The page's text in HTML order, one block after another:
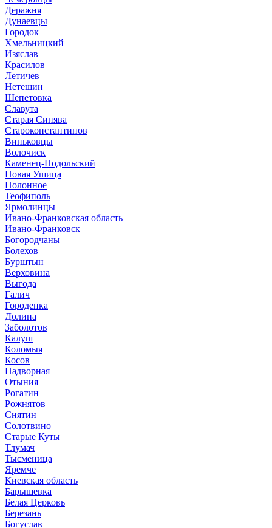
Деражня
Дунаевцы
Городок
Хмельницкий
Изяслав
Красилов
Летичев
Нетешин
Шепетовка
Славута
Старая Синява
Староконстантинов
Виньковцы
Волочиск
Каменец-Подольский
Новая Ушица
Полонное
Теофиполь
Ярмолинцы
Ивано-Франковская область
Ивано-Франковск
Богородчаны
Болехов
Бурштын
Верховина
Выгода
Галич
Городенка
Долина
Заболотов
Калуш
Коломыя
Косов
Надворная
Отыния
Рогатин
Рожнятов
Снятин
Солотвино
Старые Куты
Тлумач
Тысменица
Яремче
Киевская область
Барышевка
Белая Церковь
Березань
Богуслав